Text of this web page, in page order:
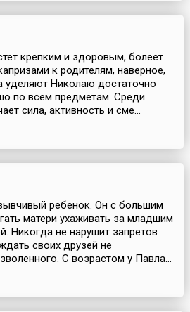
крепким и здоровым, болеет
к родителям, наверное,
уделяют Николаю достаточно
по всем предметам. Среди
сила, активность и сме...
ребенок. Он с большим
матери ухаживать за младшим
Никогда не нарушит запретов
своих друзей не
С возрастом у Павла...